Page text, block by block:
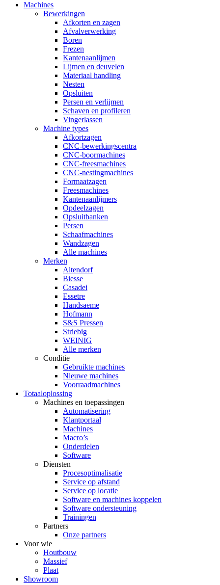
Machines
Bewerkingen
Afkorten en zagen
Afvalverwerking
Boren
Frezen
Kantenaanlijmen
Lijmen en deuvelen
Materiaal handling
Nesten
Opsluiten
Persen en verlijmen
Schaven en profileren
Vingerlassen
Machine types
Afkortzagen
CNC-bewerkingscentra
CNC-boormachines
CNC-freesmachines
CNC-nestingmachines
Formaatzagen
Freesmachines
Kantenaanlijmers
Opdeelzagen
Opsluitbanken
Persen
Schaafmachines
Wandzagen
Alle machines
Merken
Altendorf
Biesse
Casadei
Essetre
Handsaeme
Hofmann
S&S Pressen
Striebig
WEINIG
Alle merken
Conditie
Gebruikte machines
Nieuwe machines
Voorraadmachines
Totaaloplossing
Machines en toepassingen
Automatisering
Klantportaal
Machines
Macro’s
Onderdelen
Software
Diensten
Procesoptimalisatie
Service op afstand
Service op locatie
Software en machines koppelen
Software ondersteuning
Trainingen
Partners
Onze partners
Voor wie
Houtbouw
Massief
Plaat
Showroom